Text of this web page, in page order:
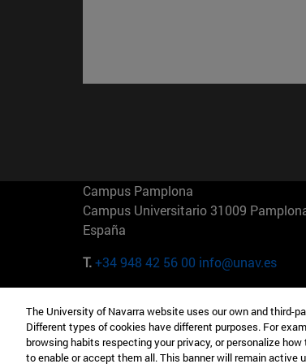
Campus Pamplona
Campus Universitario 31009
España
T.+34 948 42 56 00 info@unav.es
Camino del Cerro Águila 3 28023
Madrid España
The University of Navarra website uses our own and third-
Different types of cookies have different purposes. For
browsing habits respecting your privacy, or personalize
to enable or accept them all. This banner will remain